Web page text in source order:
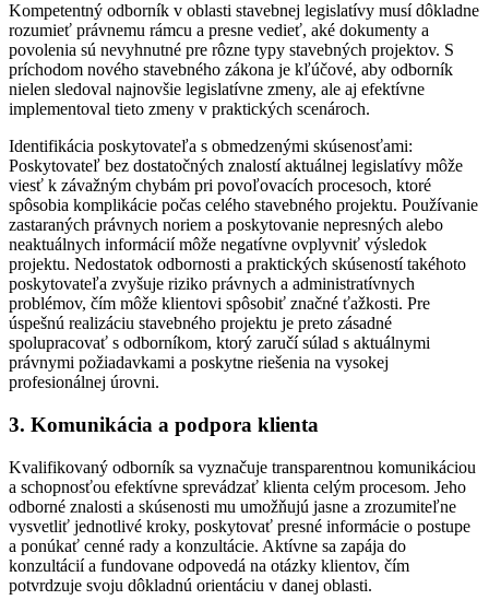
Kompetentný odborník v oblasti stavebnej legislatívy musí dôkladne
rozumieť právnemu rámcu a presne vedieť, aké dokumenty a
povolenia sú nevyhnutné pre rôzne typy stavebných projektov. S
príchodom nového stavebného zákona je kľúčové, aby odborník
nielen sledoval najnovšie legislatívne zmeny, ale aj efektívne
implementoval tieto zmeny v praktických scenároch.
Identifikácia poskytovateľa s obmedzenými skúsenosťami:
Poskytovateľ bez dostatočných znalostí aktuálnej legislatívy môže
viesť k závažným chybám pri povoľovacích procesoch, ktoré
spôsobia komplikácie počas celého stavebného projektu. Používanie
zastaraných právnych noriem a poskytovanie nepresných alebo
neaktuálnych informácií môže negatívne ovplyvniť výsledok
projektu. Nedostatok odbornosti a praktických skúseností takéhoto
poskytovateľa zvyšuje riziko právnych a administratívnych
problémov, čím môže klientovi spôsobiť značné ťažkosti. Pre
úspešnú realizáciu stavebného projektu je preto zásadné
spolupracovať s odborníkom, ktorý zaručí súlad s aktuálnymi
právnymi požiadavkami a poskytne riešenia na vysokej
profesionálnej úrovni.
3. Komunikácia a podpora klienta
Kvalifikovaný odborník sa vyznačuje transparentnou komunikáciou
a schopnosťou efektívne sprevádzať klienta celým procesom. Jeho
odborné znalosti a skúsenosti mu umožňujú jasne a zrozumiteľne
vysvetliť jednotlivé kroky, poskytovať presné informácie o postupe
a ponúkať cenné rady a konzultácie. Aktívne sa zapája do
konzultácií a fundovane odpovedá na otázky klientov, čím
potvrdzuje svoju dôkladnú orientáciu v danej oblasti.